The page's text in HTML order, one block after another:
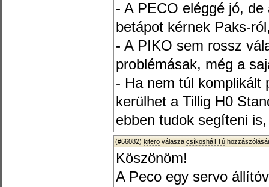
- A PECO eléggé jó,
betápot kérnek Paks-
- A PIKO sem rossz
problémásak, még a
- Ha nem túl komplikált
kerülhet a Tillig H0
ebben tudok segíteni
(#66082) kitero válasza csíkosháTTú
Köszönöm!
A Peco egy servo